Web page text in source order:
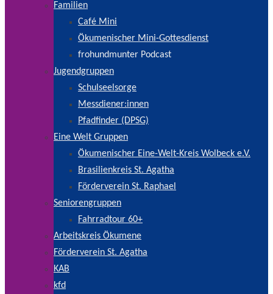
Familien
Café Mini
Ökumenischer Mini-Gottesdienst
frohundmunter Podcast
Jugendgruppen
Schulseelsorge
Messdiener:innen
Pfadfinder (DPSG)
Eine Welt Gruppen
Ökumenischer Eine-Welt-Kreis Wolbeck e.V.
Brasilienkreis St. Agatha
Förderverein St. Raphael
Seniorengruppen
Fahrradtour 60+
Arbeitskreis Ökumene
Förderverein St. Agatha
KAB
kfd